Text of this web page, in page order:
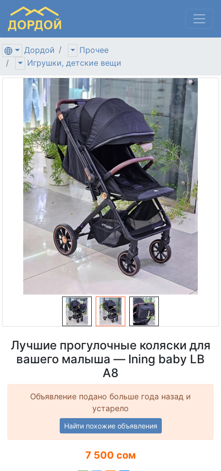
Дордой
Прочее
Игрушки, детские вещи
Лучшие прогулочные коляски для
вашего малыша — Ining baby LB
A8
Объявление подано больше года назад и
устарело
Найти похожие объявления
7 500 сом